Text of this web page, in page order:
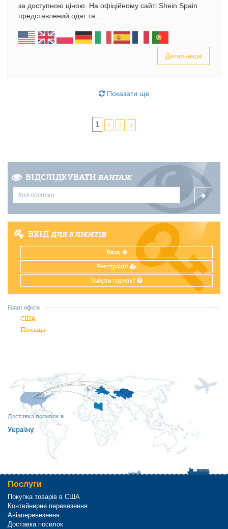
за доступною ціною. На офіційному сайті Shein Spain
представлений одяг та...
Детальніше
Показати ще
1 2 3 4
ВІДСЛІДКУВАТИ ВАНТАЖ
ВХІДДЛЯ КЛІЄНТІВ
Вхід
Реєстрація
Забули пароль?
Доставка посилок в
Україну
Наші офіси
США
Польща
Послуги
Покупка товарів в США
Контейнерне перевезення
Авіаперевезення
Доставка посилок